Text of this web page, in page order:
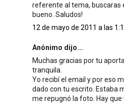
referente al tema, buscaras
bueno. Saludos!
12 de mayo de 2011 a las
Anónimo dijo...
Muchas gracias por tu
tranquila.
Yo recibí el email y por eso
dado con tu escrito. Estaba
me repugnó la foto. Hay